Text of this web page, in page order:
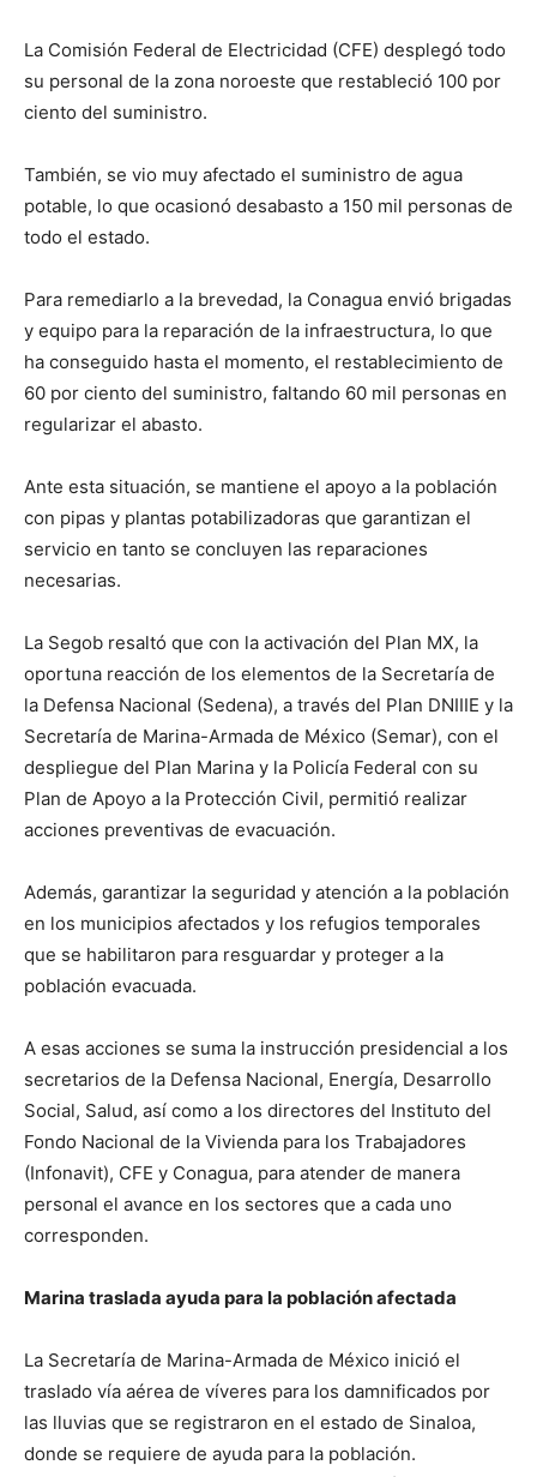
La Comisión Federal de Electricidad (CFE) desplegó todo
su personal de la zona noroeste que restableció 100 por
ciento del suministro.
También, se vio muy afectado el suministro de agua
potable, lo que ocasionó desabasto a 150 mil personas de
todo el estado.
Para remediarlo a la brevedad, la Conagua envió brigadas
y equipo para la reparación de la infraestructura, lo que
ha conseguido hasta el momento, el restablecimiento de
60 por ciento del suministro, faltando 60 mil personas en
regularizar el abasto.
Ante esta situación, se mantiene el apoyo a la población
con pipas y plantas potabilizadoras que garantizan el
servicio en tanto se concluyen las reparaciones
necesarias.
La Segob resaltó que con la activación del Plan MX, la
oportuna reacción de los elementos de la Secretaría de
la Defensa Nacional (Sedena), a través del Plan DNIIIE y la
Secretaría de Marina-Armada de México (Semar), con el
despliegue del Plan Marina y la Policía Federal con su
Plan de Apoyo a la Protección Civil, permitió realizar
acciones preventivas de evacuación.
Además, garantizar la seguridad y atención a la población
en los municipios afectados y los refugios temporales
que se habilitaron para resguardar y proteger a la
población evacuada.
A esas acciones se suma la instrucción presidencial a los
secretarios de la Defensa Nacional, Energía, Desarrollo
Social, Salud, así como a los directores del Instituto del
Fondo Nacional de la Vivienda para los Trabajadores
(Infonavit), CFE y Conagua, para atender de manera
personal el avance en los sectores que a cada uno
corresponden.
Marina traslada ayuda para la población afectada
La Secretaría de Marina-Armada de México inició el
traslado vía aérea de víveres para los damnificados por
las lluvias que se registraron en el estado de Sinaloa,
donde se requiere de ayuda para la población.